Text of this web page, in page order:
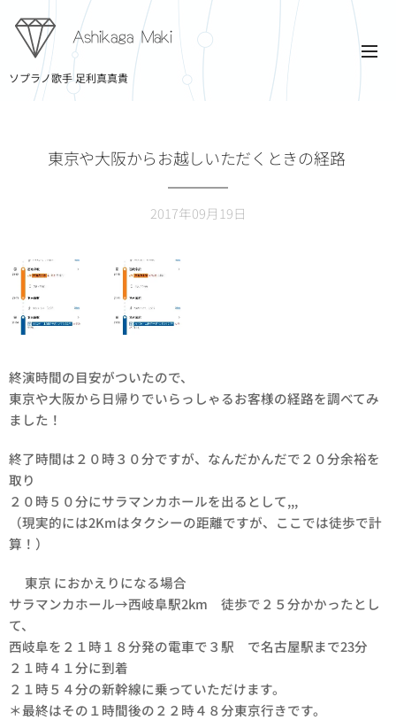
Ashikaga Maki
ソプラノ歌手 足利真真貴
東京や大阪からお越しいただくときの経路
2017年09月19日
終演時間の目安がついたので、
東京や大阪から日帰りでいらっしゃるお客様の経路を調べてみ
ました！
終了時間は２０時３０分ですが、なんだかんだで２０分余裕を
取り
２０時５０分にサラマンカホールを出るとして,,,
（現実的には2Kmはタクシーの距離ですが、ここでは徒歩で計
算！）
🚅東京 におかえりになる場合
サラマンカホール→西岐阜駅2km 徒歩で２５分かかったとし
て、
西岐阜を２１時１８分発の電車で３駅 で名古屋駅まで23分
２１時４１分に到着
２１時５４分の新幹線に乗っていただけます。
＊最終はその１時間後の２２時４８分東京行きです。